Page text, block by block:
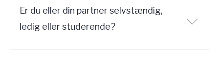
Er du eller din partner selvstændig,
ledig eller studerende?